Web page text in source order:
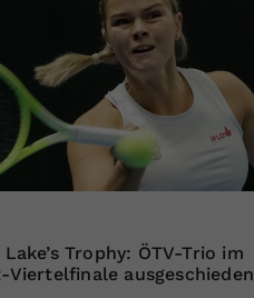
Trophy: ÖTV-Trio im
Viertelfinale ausgeschieden